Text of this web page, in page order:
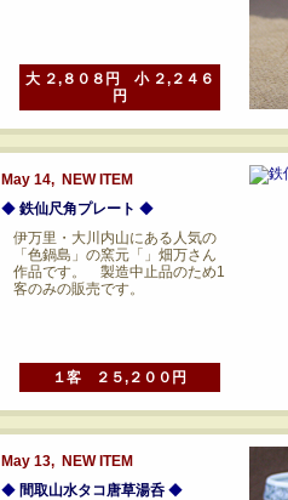
大 ２,８０８円 小 ２,２４６
円
May 14, NEW ITEM
◆ 鉄仙尺角プレート ◆
伊万里・大川内山にある人気の
「色鍋島」の窯元「」畑万さん
作品です。 製造中止品のため1
客のみの販売です。
１客 ２５,２００円
May 13, NEW ITEM
◆ 間取山水タコ唐草湯呑 ◆